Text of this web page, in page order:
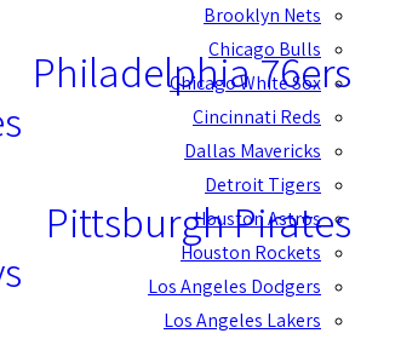
Philadelphia 76ers
Pittsburgh Pirates
Brooklyn Nets
Chicago Bulls
Chicago White Sox
Cincinnati Reds
Dallas Mavericks
Detroit Tigers
Houston Astros
Houston Rockets
Los Angeles Dodgers
Los Angeles Lakers